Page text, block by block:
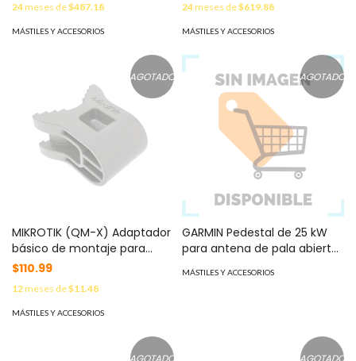
24meses de$487.18
MÁSTILES Y ACCESORIOS
24meses de$619.88
MÁSTILES Y ACCESORIOS
AGOTADO
MIKROTIK (QM-X) Adaptador
básico de montaje para
poste MOD: QM-X
$110.99
12meses de$11.48
MÁSTILES Y ACCESORIOS
AGOTADO
GARMIN Pedestal de 25 kW
para antena de pala abierta
de 4 a 6 pies 10-01333-10
MÁSTILES Y ACCESORIOS
AGOTADO AGOTADO